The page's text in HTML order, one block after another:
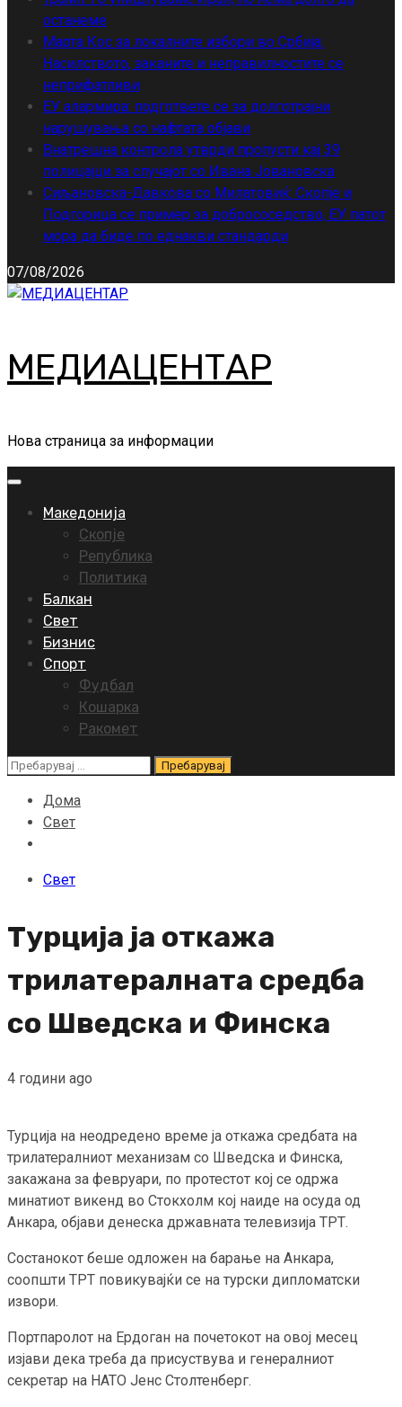
останеме
Марта Кос за локалните избори во Србија:
Насилството, заканите и неправилностите се
неприфатливи
ЕУ алармира: подгответе се за долготрајни
нарушувања со нафтата објави
Внатрешна контрола утврди пропусти кај 39
полицајци за случајот со Ивана Јовановска
Сиљановска-Давкова со Милатовиќ: Скопје и
Подгорица се пример за добрососедство, ЕУ патот
мора да биде по еднакви стандарди
07/08/2026
МЕДИАЦЕНТАР
Нова страница за информации
Primary
Македонија
Скопје
Република
Политика
Балкан
Свет
Бизнис
Спорт
Фудбал
Кошарка
Ракомет
Пребарувај
Дома
Свет
Свет
Турција ја откажа
трилатералната средба
со Шведска и Финска
4 години ago
Турција на неодредено време ја откажа средбата на
трилатералниот механизам со Шведска и Финска,
закажана за февруари, по протестот кој се одржа
минатиот викенд во Стокхолм кој наиде на осуда од
Анкара, објави денеска државната телевизија ТРТ.
Состанокот беше одложен на барање на Анкара,
соопшти ТРТ повикувајќи се на турски дипломатски
извори.
Портпаролот на Ердоган на почетокот на овој месец
изјави дека треба да присуствува и генералниот
секретар на НАТО Јенс Столтенберг.